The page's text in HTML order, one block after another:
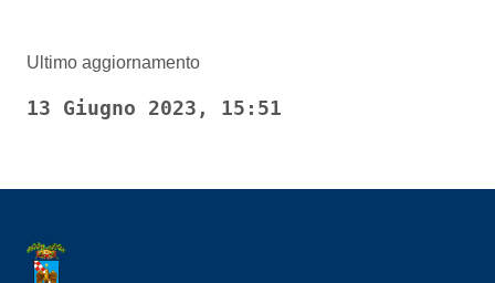
Ultimo aggiornamento
13 Giugno 2023, 15:51